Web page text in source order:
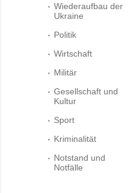
Wiederaufbau der
Ukraine
Politik
Wirtschaft
Militär
Gesellschaft und
Kultur
Sport
Kriminalität
Notstand und
Notfälle